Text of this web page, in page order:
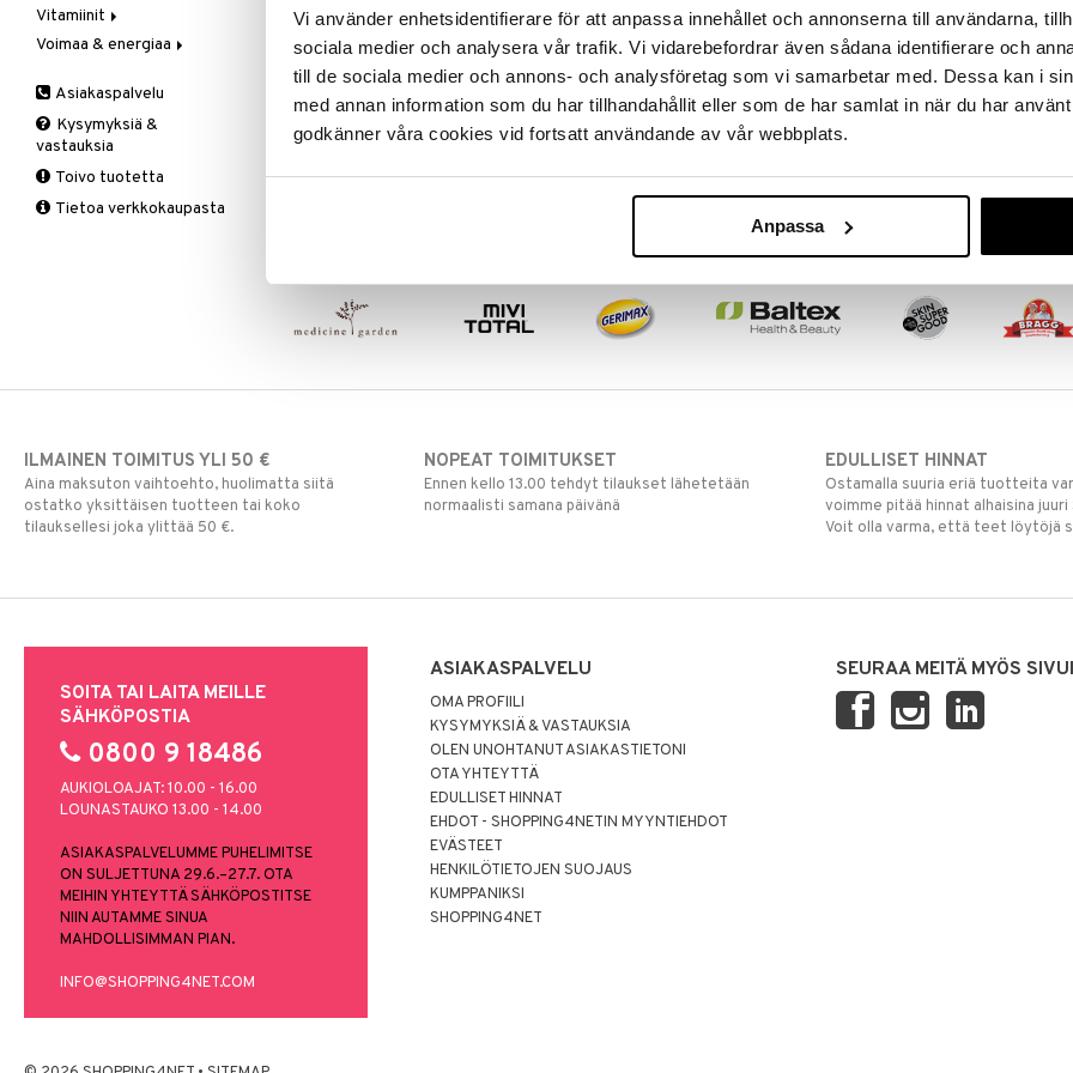
Vi använder enhetsidentifierare för att anpassa innehållet och annonserna till användarna,
sociala medier och analysera vår trafik. Vi vidarebefordrar även sådana identifierare och
till de sociala medier och annons- och analysföretag som vi samarbetar med. Dessa kan i
med annan information som du har tillhandahållit eller som de har samlat in när du har
godkänner våra cookies vid fortsatt användande av vår webbplats.
Anpassa
Verisuonia vahvistavat
Kivunlievitys
Muuta
Juomat
Kuidut
Ruuansulatus
Suolisto
C-vitamiini
Estävä & helpottava
Muut
Valkosipuli
Yskään
Vitamiinit
A, D, E & K
B-vitamiinit
C-vitamiinit
Miehet
Multimineraalit
Voimaa & energiaa
Muut
Q-10
Schizandra
Suorituskyky
Asiakaspalvelu
Kysymyksiä &
vastauksia
Toivo tuotetta
Tietoa verkkokaupasta
ILMAINEN TOIMITUS YLI 50 €
Aina maksuton vaihtoehto, huolimatta siitä
ostatko yksittäisen tuotteen tai koko
tilauksellesi joka ylittää 50 €.
NOPEAT TOIMITUKSET
Ennen kello 13.00 tehdyt tilaukset lähetetään
normaalisti samana päivänä
EDULLISET HINNAT
Ostamalla suuria eriä tuotteita
voimme pitää hinnat alhaisina
Voit olla varma, että teet löytöjä
SOITA TAI LAITA MEILLE
SÄHKÖPOSTIA
0800 9 18486
AUKIOLOAJAT: 10.00 - 16.00
LOUNASTAUKO 13.00 - 14.00
ASIAKASPALVELUMME PUHELIMITSE
ON SULJETTUNA 29.6.–27.7. OTA
MEIHIN YHTEYTTÄ SÄHKÖPOSTITSE
NIIN AUTAMME SINUA
MAHDOLLISIMMAN PIAN.
INFO@SHOPPING4NET.COM
ASIAKASPALVELU
OMA PROFIILI
KYSYMYKSIÄ & VASTAUKSIA
OLEN UNOHTANUT ASIAKASTIETONI
OTA YHTEYTTÄ
EDULLISET HINNAT
EHDOT - SHOPPING4NETIN MYYNTIEHDOT
EVÄSTEET
HENKILÖTIETOJEN SUOJAUS
KUMPPANIKSI
SHOPPING4NET
SEURAA MEITÄ MYÖS